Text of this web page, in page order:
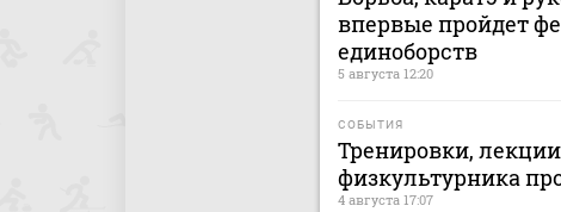
впервые пройдет
единоборств
5 августа 12:20
СОБЫТИЯ
Тренировки,
физкультурника
4 августа 17:07